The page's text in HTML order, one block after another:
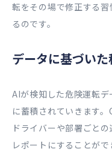
転をその場で修正する
るのです。
データに基づい
AIが検知した危険運転
に蓄積されていきます
ドライバーや部署ごと
レポートにすることがで